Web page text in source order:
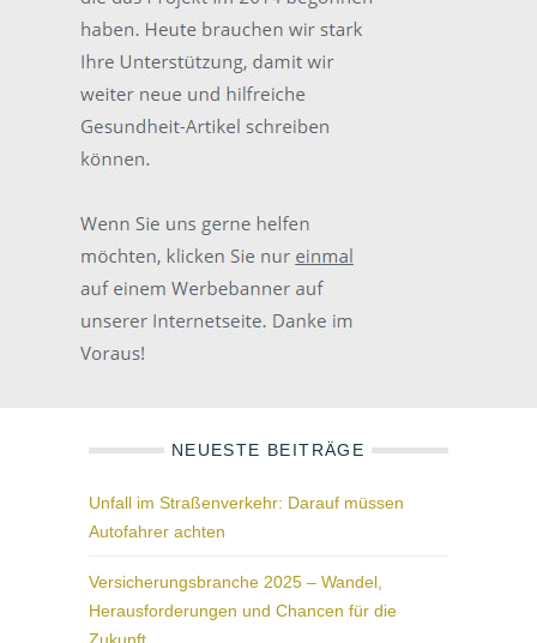
NEUESTE BEITRÄGE
Unfall im Straßenverkehr: Darauf müssen
Autofahrer achten
Versicherungsbranche 2025 – Wandel,
Herausforderungen und Chancen für die
Zukunft